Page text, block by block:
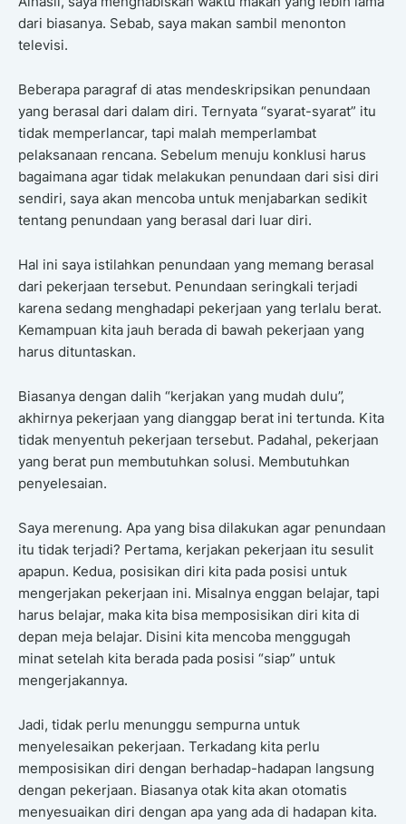
dari biasanya. Sebab, saya makan sambil menonton
televisi.
Beberapa paragraf di atas mendeskripsikan penundaan
yang berasal dari dalam diri. Ternyata “syarat-syarat” itu
tidak memperlancar, tapi malah memperlambat
pelaksanaan rencana. Sebelum menuju konklusi harus
bagaimana agar tidak melakukan penundaan dari sisi diri
sendiri, saya akan mencoba untuk menjabarkan sedikit
tentang penundaan yang berasal dari luar diri.
Hal ini saya istilahkan penundaan yang memang berasal
dari pekerjaan tersebut. Penundaan seringkali terjadi
karena sedang menghadapi pekerjaan yang terlalu berat.
Kemampuan kita jauh berada di bawah pekerjaan yang
harus dituntaskan.
Biasanya dengan dalih “kerjakan yang mudah dulu”,
akhirnya pekerjaan yang dianggap berat ini tertunda. Kita
tidak menyentuh pekerjaan tersebut. Padahal, pekerjaan
yang berat pun membutuhkan solusi. Membutuhkan
penyelesaian.
Saya merenung. Apa yang bisa dilakukan agar penundaan
itu tidak terjadi? Pertama, kerjakan pekerjaan itu sesulit
apapun. Kedua, posisikan diri kita pada posisi untuk
mengerjakan pekerjaan ini. Misalnya enggan belajar, tapi
harus belajar, maka kita bisa memposisikan diri kita di
depan meja belajar. Disini kita mencoba menggugah
minat setelah kita berada pada posisi “siap” untuk
mengerjakannya.
Jadi, tidak perlu menunggu sempurna untuk
menyelesaikan pekerjaan. Terkadang kita perlu
memposisikan diri dengan berhadap-hadapan langsung
dengan pekerjaan. Biasanya otak kita akan otomatis
menyesuaikan diri dengan apa yang ada di hadapan kita.